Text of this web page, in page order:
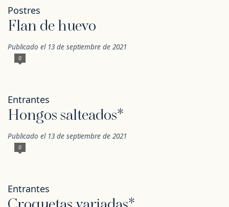
Postres
Flan de huevo
Publicado el 13 de septiembre de 2021
0
Entrantes
Hongos salteados*
Publicado el 13 de septiembre de 2021
0
Entrantes